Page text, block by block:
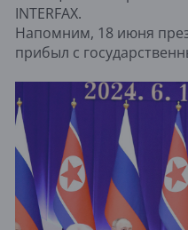
INTERFAX.
Напомним, 18 июня
прибыл с